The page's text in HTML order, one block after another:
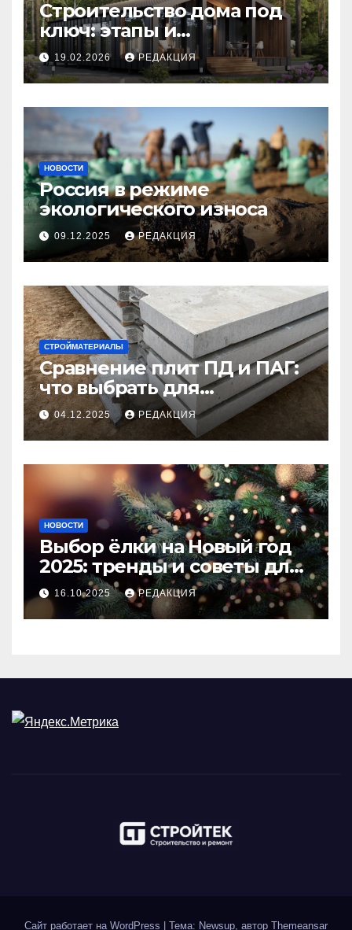
Строительство дома под
ключ: этапы и
планирование бюджета
19.02.2026 РЕДАКЦИЯ
НОВОСТИ
Россия в режиме
экологического износа
09.12.2025 РЕДАКЦИЯ
СТРОЙМАТЕРИАЛЫ
Сравнение плит ПД и ПАГ:
что выбрать для
долговечного и прочного
покрытия
04.12.2025 РЕДАКЦИЯ
НОВОСТИ
Выбор ёлки на Новый год
2025: тренды и советы для
идеального праздника
16.10.2025 РЕДАКЦИЯ
Сайт работает на WordPress Тема: Newsup, автор Themeansar